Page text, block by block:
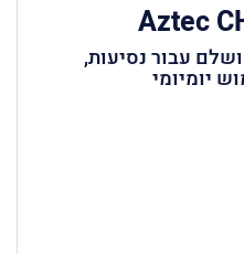
Aztec
עבור נסיעות,
יומיומי